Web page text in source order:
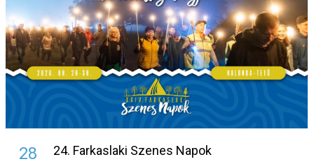
28 24. Farkaslaki Szenes Napok